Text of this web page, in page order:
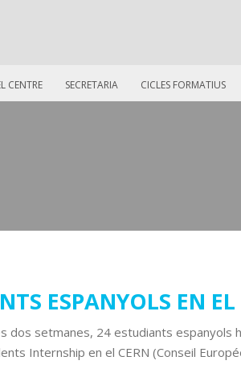
CENTRE SECRETARIA CICLES FORMATIUS
ESPANYOLS EN EL
dos setmanes, 24 estudiants espanyols
Internship en el CERN (Conseil